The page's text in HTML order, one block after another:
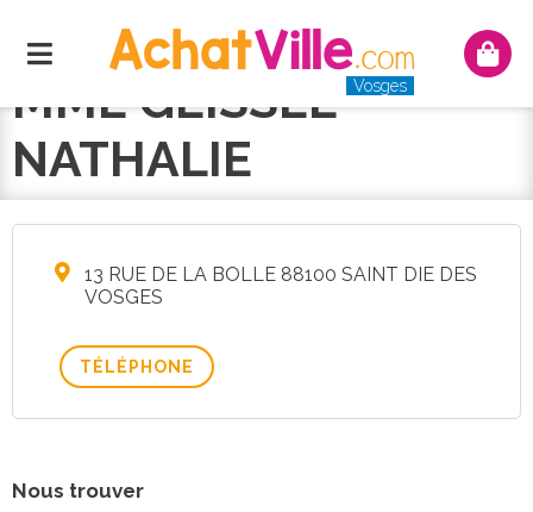
Menu
Vosges
Mon
panier
MME GEISSEL
NATHALIE
13 RUE DE LA BOLLE 88100 SAINT DIE DES
VOSGES
TÉLÉPHONE
Nous trouver